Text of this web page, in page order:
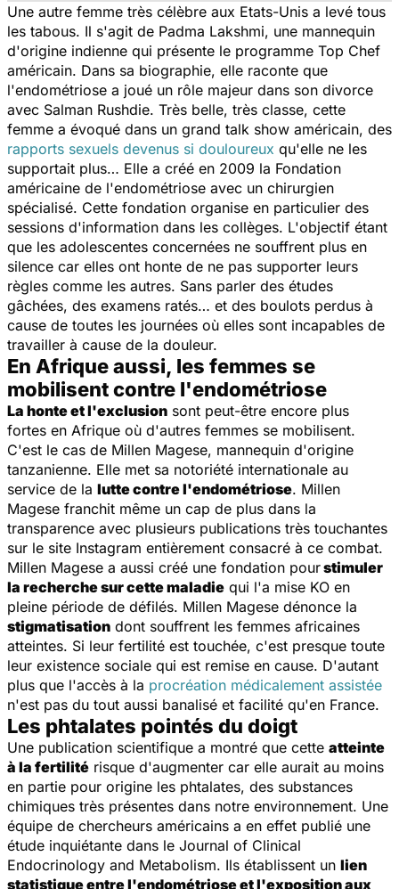
Une autre femme très célèbre aux Etats-Unis a levé tous
les tabous. Il s'agit de Padma Lakshmi, une mannequin
d'origine indienne qui présente le programme Top Chef
américain. Dans sa biographie, elle raconte que
l'endométriose a joué un rôle majeur dans son divorce
avec Salman Rushdie. Très belle, très classe, cette
femme a évoqué dans un grand talk show américain, des
rapports sexuels devenus si douloureux qu'elle ne les
supportait plus… Elle a créé en 2009 la Fondation
américaine de l'endométriose avec un chirurgien
spécialisé. Cette fondation organise en particulier des
sessions d'information dans les collèges. L'objectif étant
que les adolescentes concernées ne souffrent plus en
silence car elles ont honte de ne pas supporter leurs
règles comme les autres. Sans parler des études
gâchées, des examens ratés… et des boulots perdus à
cause de toutes les journées où elles sont incapables de
travailler à cause de la douleur.
En Afrique aussi, les femmes se
mobilisent contre l'endométriose
La honte et l'exclusion sont peut-être encore plus
fortes en Afrique où d'autres femmes se mobilisent.
C'est le cas de Millen Magese, mannequin d'origine
tanzanienne. Elle met sa notoriété internationale au
service de la lutte contre l'endométriose. Millen
Magese franchit même un cap de plus dans la
transparence avec plusieurs publications très touchantes
sur le site Instagram entièrement consacré à ce combat.
Millen Magese a aussi créé une fondation pourstimuler
la recherche sur cette maladie qui l'a mise KO en
pleine période de défilés. Millen Magese dénonce la
stigmatisation dont souffrent les femmes africaines
atteintes. Si leur fertilité est touchée, c'est presque toute
leur existence sociale qui est remise en cause. D'autant
plus que l'accès à la procréation médicalement assistée
n'est pas du tout aussi banalisé et facilité qu'en France.
Les phtalates pointés du doigt
Une publication scientifique a montré que cette atteinte
à la fertilité risque d'augmenter car elle aurait au moins
en partie pour origine les phtalates, des substances
chimiques très présentes dans notre environnement. Une
équipe de chercheurs américains a en effet publié une
étude inquiétante dans le Journal of Clinical
Endocrinology and Metabolism. Ils établissent un lien
statistique entre l'endométriose et l'exposition aux